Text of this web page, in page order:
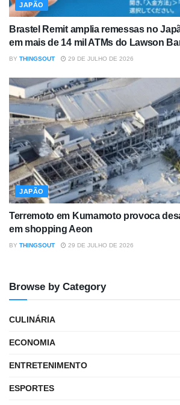
JAPÃO
Brastel Remit amplia remessas no
em mais de 14 mil ATMs do Lawson
BY THINGSOUT 29 DE JULHO DE 2026
JAPÃO
Terremoto em Kumamoto provoca
em shopping Aeon
BY THINGSOUT 29 DE JULHO DE 2026
Browse by Category
CULINÁRIA
ECONOMIA
ENTRETENIMENTO
ESPORTES